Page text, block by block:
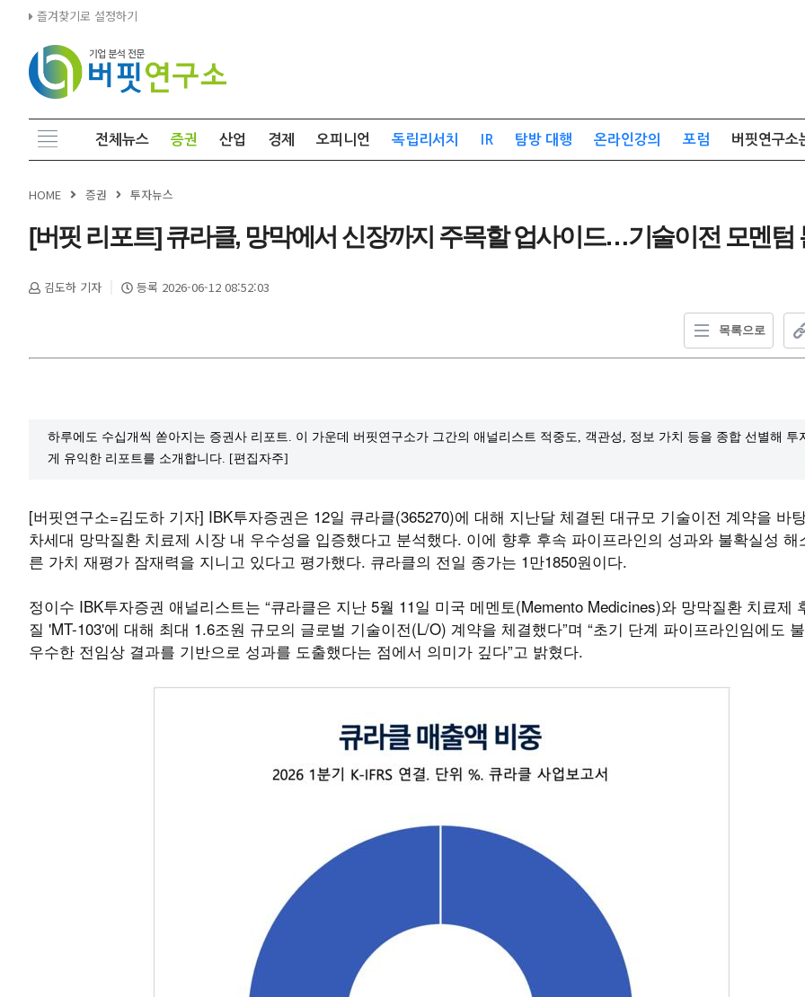
즐겨찾기로 설정하기
전체뉴스 증권 산업 경제 오피니언 독립리서치 IR 탐방 대행 온라인강의 포럼 버핏연구소
HOME 증권 투자뉴스
[버핏 리포트] 큐라클, 망막에서 신장까지 주목할 업사이드…기술이전 모멘텀
김도하 기자 등록 2026-06-12 08:52:03
목록으로
하루에도 수십개씩 쏟아지는 증권사 리포트. 이 가운데 버핏연구소가 그간의 애널리스트 적중도, 객관성, 정보 가치 등을 종합 선별해 투
게 유익한 리포트를 소개합니다. [편집자주]
[버핏연구소=김도하 기자] IBK투자증권은 12일 큐라클(365270)에 대해 지난달 체결된 대규모 기술이전 계약을 바
차세대 망막질환 치료제 시장 내 우수성을 입증했다고 분석했다. 이에 향후 후속 파이프라인의 성과와 불확실성 해
른 가치 재평가 잠재력을 지니고 있다고 평가했다. 큐라클의 전일 종가는 1만1850원이다.
정이수 IBK투자증권 애널리스트는 “큐라클은 지난 5월 11일 미국 메멘토(Memento Medicines)와 망막질환 치료제
질 'MT-103'에 대해 최대 1.6조원 규모의 글로벌 기술이전(L/O) 계약을 체결했다”며 “초기 단계 파이프라인임에도
우수한 전임상 결과를 기반으로 성과를 도출했다는 점에서 의미가 깊다”고 밝혔다.